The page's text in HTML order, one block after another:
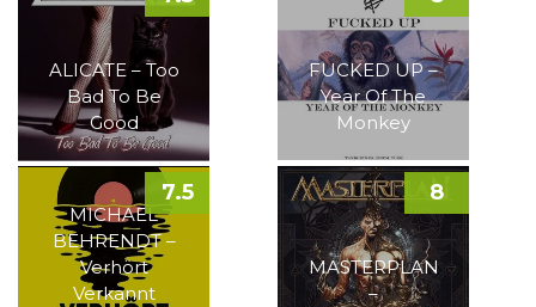
ALICATE – Too
Bad To Be
Good
FUCKED UP –
Year Of The
Monkey
MICHAEL
BEHRENDT –
Verhört
Verkannt
7.5
MASTERPLAN
–
8